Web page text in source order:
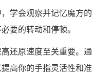
学会观察并记忆魔方
要的转动和停顿。
还原速度至关重要。
高你的手指灵活性和准